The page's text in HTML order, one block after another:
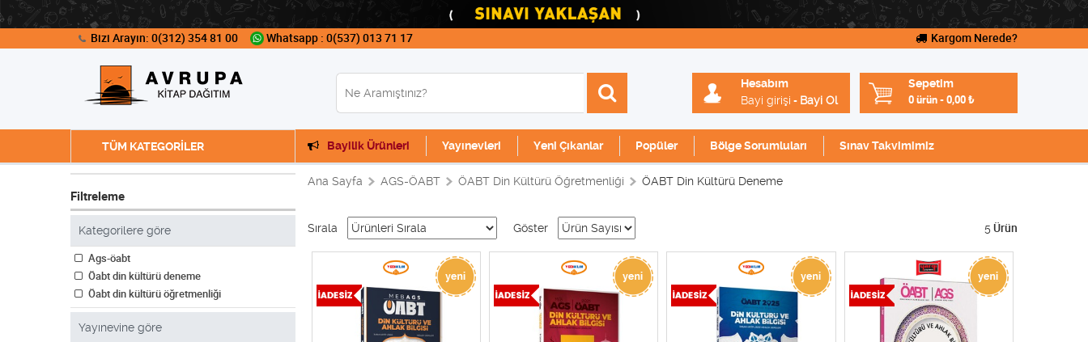
Bizi Arayın: 0(312) 354 81 00 Whatsapp : 0(537) 013 71 17 Kargom Nerede?
Sepetim
0 ürün - 0,00 ₺
Hesabım
Bayi girişi - Bayi Ol
TÜM KATEGORİLER Bayilik Ürünleri Yayınevleri Yeni Çıkanlar Popüler Bölge Sorumluları Sınav Takvimimiz
Filtreleme
Kategorilere göre
Ags-öabt
Öabt din kültürü deneme
Öabt din kültürü öğretmenliği
Yayınevine göre
Ana Sayfa AGS-ÖABT ÖABT Din Kültürü Öğretmenliği ÖABT Din Kültürü Deneme
Sırala Göster 5Ürün